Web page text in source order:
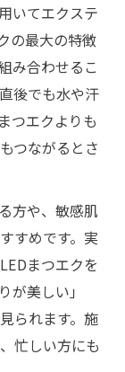
いてエクステ
の最大の特徴
み合わせるこ
後でも水や汗
つエクよりも
つながるとさ
方や、敏感肌
すめです。実
まつエクを
が美しい」
られます。施
忙しい方にも